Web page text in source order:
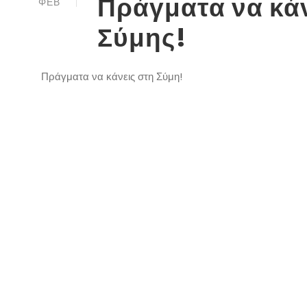
Πράγματα να
Σύμης!
Πράγματα να κάνεις στη Σύμη!